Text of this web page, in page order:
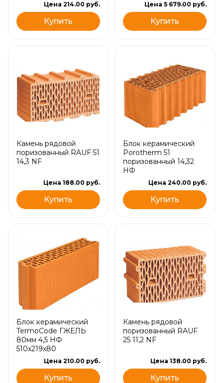
Цена 214.00 руб.
Купить
Цена 5 679.00 руб.
Купить
Камень рядовой
поризованный RAUF 51
14,3 NF
Цена 188.00 руб.
Купить
Блок керамический
Porotherm 51
поризованный 14,32
НФ
Цена 240.00 руб.
Купить
Блок керамический
TermoCode ГЖЕЛЬ
80мм 4,5 НФ
510х219х80
Цена 210.00 руб.
Купить
Камень рядовой
поризованный RAUF
25 11,2 NF
Цена 138.00 руб.
Купить